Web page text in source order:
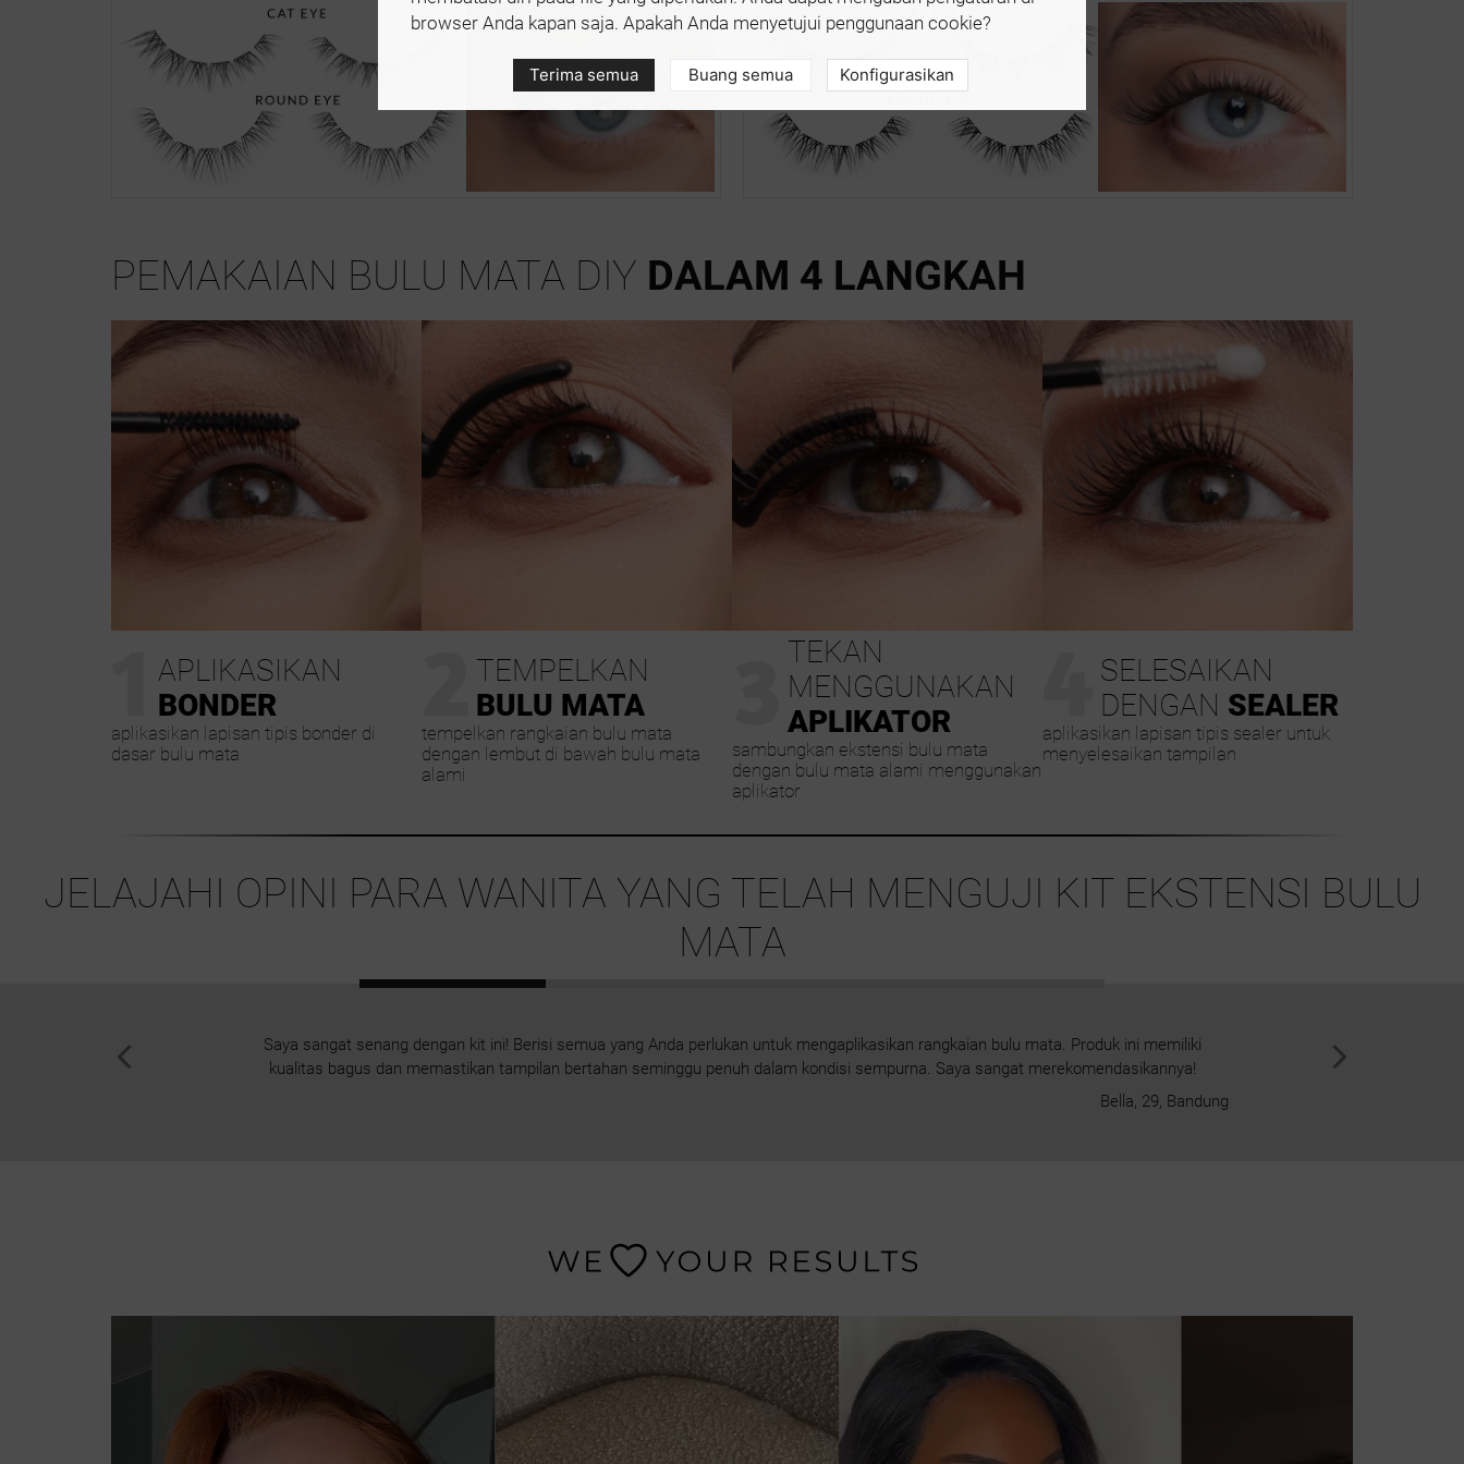
PEMAKAIAN BULU MATA DIY DALAM 4 LANGKAH
APLIKASIKAN
BONDER
aplikasikan lapisan tipis bonder di
dasar bulu mata
TEMPELKAN
BULU MATA
tempelkan rangkaian bulu mata
dengan lembut di bawah bulu mata
alami
TEKAN
MENGGUNAKAN
APLIKATOR
sambungkan ekstensi bulu mata
dengan bulu mata alami menggunakan
aplikator
SELESAIKAN
DENGAN SEALER
aplikasikan lapisan tipis sealer untuk
menyelesaikan tampilan
JELAJAHI OPINI PARA WANITA YANG TELAH MENGUJI KIT EKSTENSI BULU
MATA
Saya sangat senang dengan kit ini! Berisi semua yang Anda perlukan untuk mengaplikasikan rangkaian bulu mata. Produk ini memiliki
kualitas bagus dan memastikan tampilan bertahan seminggu penuh dalam kondisi sempurna. Saya sangat merekomendasikannya!
Bella, 29, Bandung
Membeli set ini adalah
gaya bulu mata pilihan Anda.
browser Anda kapan saja. Apakah Anda menyetujui penggunaan cookie?
Terima semua Buang semua Konfigurasikan